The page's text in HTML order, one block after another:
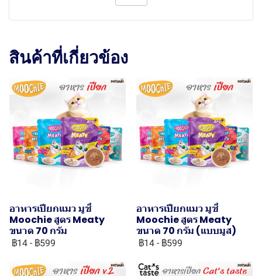
สินค้าที่เกี่ยวข้อง
อาหารเปียกแมว มูชี่
Moochie สูตร Meaty
ขนาด 70 กรัม
฿14 - ฿599
อาหารเปียกแมว มูชี่
Moochie สูตร Meaty
ขนาด 70 กรัม (แบบมูส)
฿14 - ฿599